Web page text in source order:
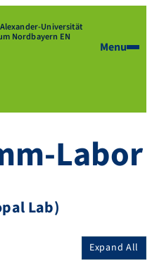
Universität
Nordbayern EN
Menu
Labor
Lab)
Expand All